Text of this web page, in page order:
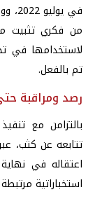
في
من فكري تثبيت
لاستخدامها في
تم بالفعل.
رصد ومراقبة
بالتزامن مع
تتابعه عن كثب،
استخباراتية